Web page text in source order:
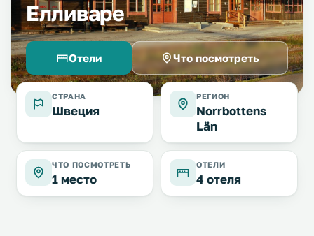
Елливаре
Отели Что посмотреть
СТРАНА
Швеция
РЕГИОН
Norrbottens
Län
ЧТО ПОСМОТРЕТЬ
1 место
ОТЕЛИ
4 отеля